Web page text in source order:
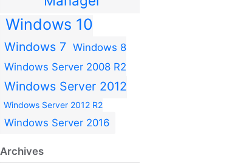
Windows 10
Windows 7
Windows 8
Windows Server 2008 R2
Windows Server 2012
Windows Server 2012 R2
Windows Server 2016
Archives